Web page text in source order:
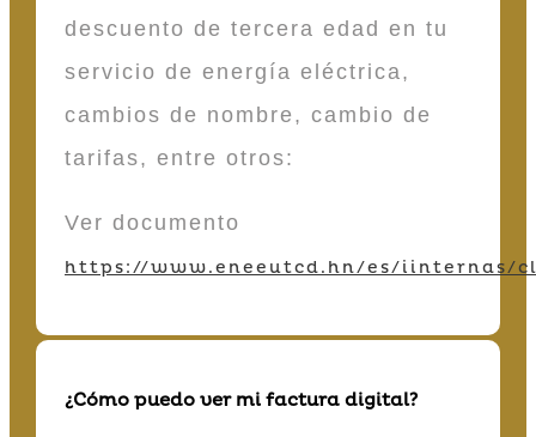
descuento de tercera edad en tu
servicio de energía eléctrica,
cambios de nombre, cambio de
tarifas, entre otros:
Ver documento
https://www.eneeutcd.hn/es/iinternas/
¿Cómo puedo ver mi factura digital?